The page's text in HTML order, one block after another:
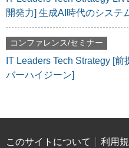
開発力] 生成AI時代のシステ
コンファレンス/セミナー
IT Leaders Tech Strategy [
バーハイジーン]
このサイトについて 利用